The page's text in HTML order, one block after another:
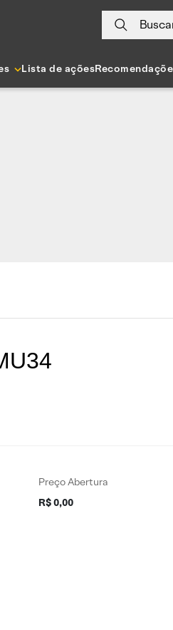
Lista de ações
Preço Abertura
R$ 0,00